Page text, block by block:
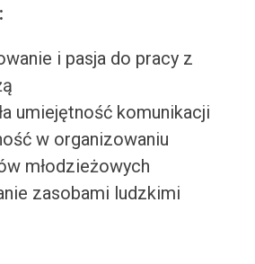
i pasja do pracy z
umiejętność komunikacji
w organizowaniu
młodzieżowych
zasobami ludzkimi